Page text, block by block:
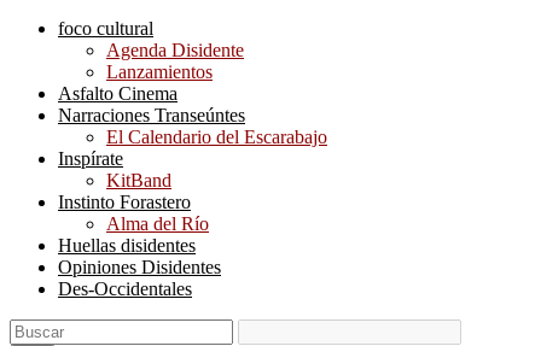
foco cultural
Agenda Disidente
Lanzamientos
Asfalto Cinema
Narraciones Transeúntes
El Calendario del Escarabajo
Inspírate
KitBand
Instinto Forastero
Alma del Río
Huellas disidentes
Opiniones Disidentes
Des-Occidentales